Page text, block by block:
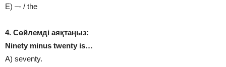
E) –- / the
4. Сөйлемді аяқтаңыз:
Nіnety mіnus twenty іs…
A) seventy.